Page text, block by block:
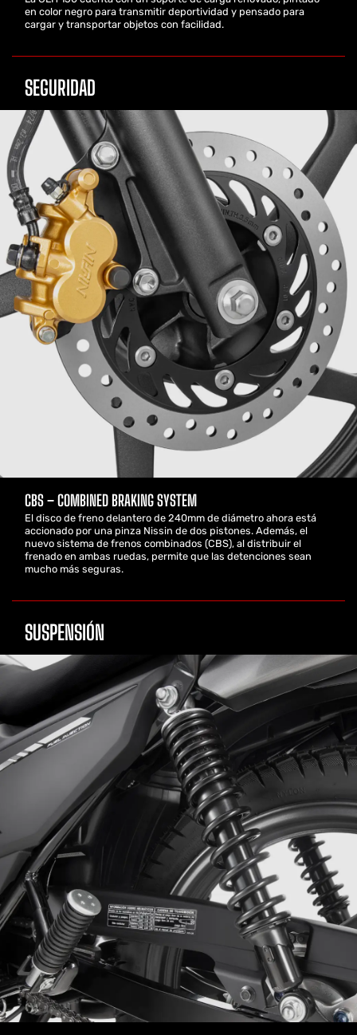
en color negro para transmitir deportividad y pensado para
cargar y transportar objetos con facilidad.
SEGURIDAD
CBS – COMBINED BRAKING SYSTEM
El disco de freno delantero de 240mm de diámetro ahora está
accionado por una pinza Nissin de dos pistones. Además, el
nuevo sistema de frenos combinados (CBS), al distribuir el
frenado en ambas ruedas, permite que las detenciones sean
mucho más seguras.
SUSPENSIÓN